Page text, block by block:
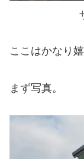
ここはかなり
まず写真。